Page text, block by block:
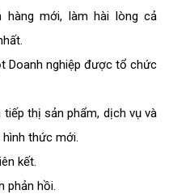
hàng mới, làm hài lòng cả
Doanh nghiệp được tổ chức
thị sản phẩm, dịch vụ và
thức mới.
kết.
phản hồi.